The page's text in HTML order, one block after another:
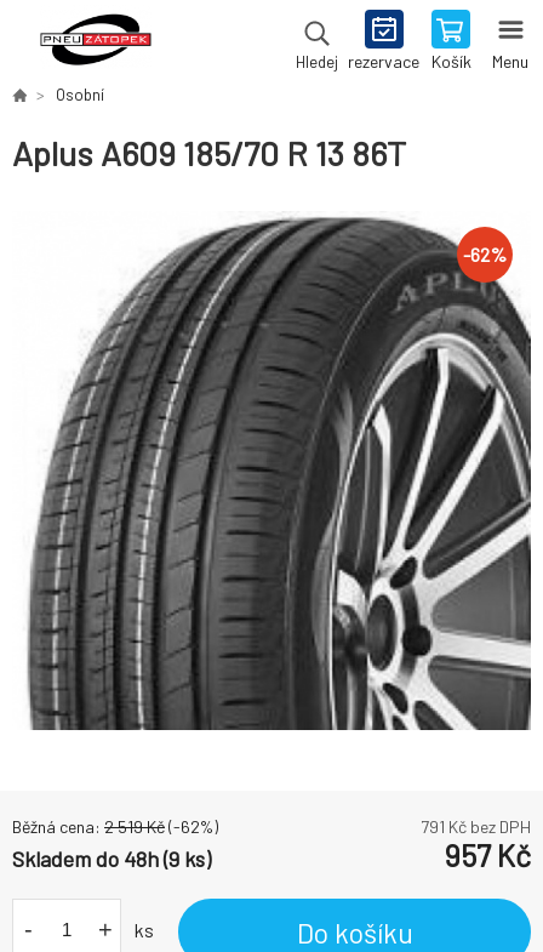
Hledej rezervace Košík Menu
Osobní
Aplus A609 185/70 R 13 86T
-62%
Běžná cena: 2 519Kč(-62%) 791 Kč bez DPH
Skladem do 48h (9 ks) 957Kč
- + ks Do košíku